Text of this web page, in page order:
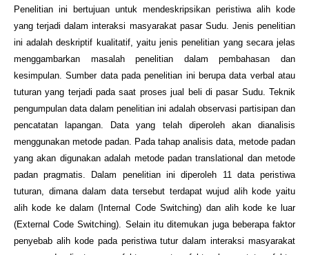
Penelitian ini bertujuan untuk mendeskripsikan peristiwa alih kode
yang terjadi dalam interaksi masyarakat pasar Sudu. Jenis penelitian
ini adalah deskriptif kualitatif, yaitu jenis penelitian yang secara jelas
menggambarkan masalah penelitian dalam pembahasan dan
kesimpulan. Sumber data pada penelitian ini berupa data verbal atau
tuturan yang terjadi pada saat proses jual beli di pasar Sudu. Teknik
pengumpulan data dalam penelitian ini adalah observasi partisipan dan
pencatatan lapangan. Data yang telah diperoleh akan dianalisis
menggunakan metode padan. Pada tahap analisis data, metode padan
yang akan digunakan adalah metode padan translational dan metode
padan pragmatis. Dalam penelitian ini diperoleh 11 data peristiwa
tuturan, dimana dalam data tersebut terdapat wujud alih kode yaitu
alih kode ke dalam (Internal Code Switching) dan alih kode ke luar
(External Code Switching). Selain itu ditemukan juga beberapa faktor
penyebab alih kode pada peristiwa tutur dalam interaksi masyarakat